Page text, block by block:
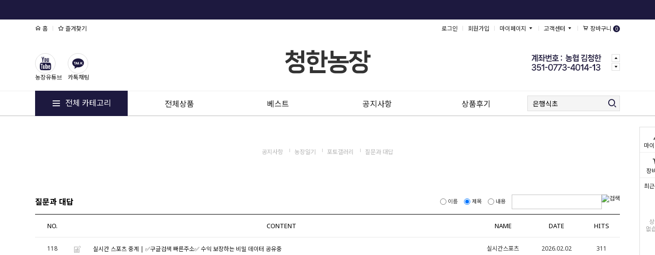
마
장
최
없
홈 즐겨찾기 로그인 회원가입 마이페이지 고객센터 장바구니 0
농장유튜브 카톡채팅
전체 카테고리 전체상품 베스트 공지사항 상품후기
공지사항 농장일기 포토갤러리 질문과 대답
질문과 대답 이름 제목 내용
NO. CONTENT NAME DATE HITS
118 실시간 스포츠 중계 | ✅구글검색 빠른주소✅ 수익 보장하는 비밀 데이터 공유중 실시간스포츠 2026.02.02 311